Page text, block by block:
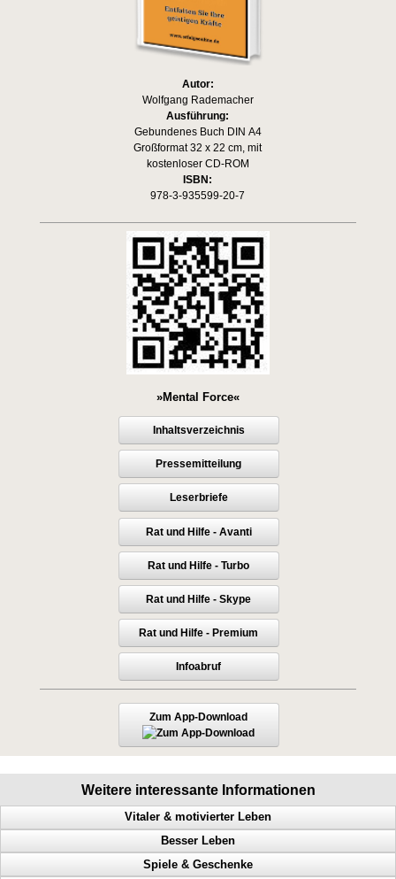
Autor:
Wolfgang Rademacher
Ausführung:
Gebundenes Buch DIN A4
Großformat 32 x 22 cm, mit
kostenloser CD-ROM
ISBN:
978-3-935599-20-7
»Mental Force«
Inhaltsverzeichnis
Pressemitteilung
Leserbriefe
Rat und Hilfe - Avanti
Rat und Hilfe - Turbo
Rat und Hilfe - Skype
Rat und Hilfe - Premium
Infoabruf
Zum App-Download
Weitere interessante Informationen
Vitaler & motivierter Leben
Macht der Gedanken, geistige Fähigkeiten steigern, Menschen steuern
Mehr Geld, mehr Glück, mehr Gesundheit, mehr Harmonie
Besser Leben
Anerkennung, Geld, Erfolg haben, Karriereleiter
Spiele & Geschenke